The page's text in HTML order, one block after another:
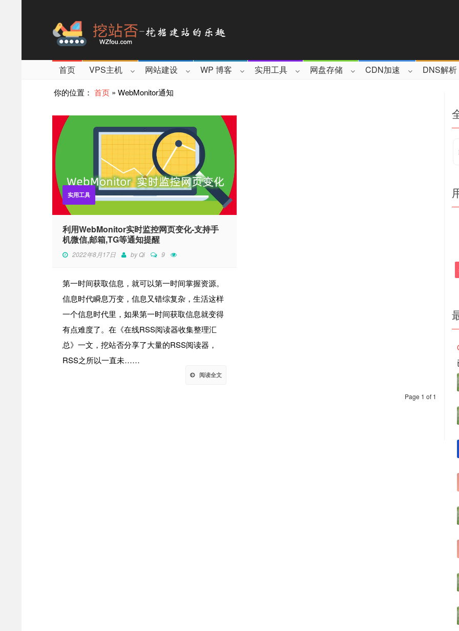
首页 VPS主机 网站建设 WP 博客 实用工具 网盘存储 CDN加速 DNS解析
你的位置： 首页 » WebMonitor通知
实用工具
利用WebMonitor实时监控网页变化-支持手
机微信,邮箱,TG等通知提醒
2022年8月17日 byQi 9
第一时间获取信息，就可以第一时间掌握资源。
信息时代瞬息万变，信息又错综复杂，生活这样
一个信息时代里，如果第一时间获取信息就变得
有点难度了。在《在线RSS阅读器收集整理汇
总》一文，挖站否分享了大量的RSS阅读器，
RSS之所以一直未……
阅读全文
Page 1 of 1